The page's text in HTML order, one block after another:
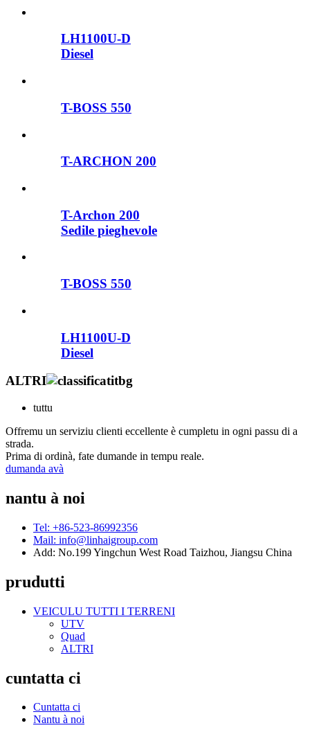
LH1100U-D
Diesel
T-BOSS 550
T-ARCHON 200
T-Archon 200
Sedile pieghevole
T-BOSS 550
LH1100U-D
Diesel
ALTRI
tuttu
Offremu un serviziu clienti eccellente è cumpletu in ogni passu di a
strada.
Prima di ordinà, fate dumande in tempu reale.
dumanda avà
nantu à noi
Tel: +86-523-86992356
Mail: info@linhaigroup.com
Add: No.199 Yingchun West Road Taizhou, Jiangsu China
prudutti
VEICULU TUTTI I TERRENI
UTV
Quad
ALTRI
cuntatta ci
Cuntatta ci
Nantu à noi